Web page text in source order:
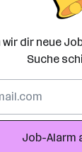
wir dir neue
Suche
Job-Alarm